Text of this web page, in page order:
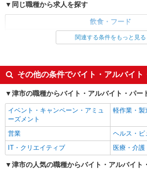
キープ
パート
時給1,375円＋交通費支給 ※研修中も給与
動なし
三重県津市乙部2030
キープ
アルバイト
丸亀製麺津店
キッチン・ホールスタッフ
時給1150円〜 ☆22時以
同じ職種から求人を探す
飲食・フード
調理・調理補助・調理師
ミドル（40代～）活躍中
交通費支給
社会保険あり
社員登用あ
大学生歓迎
扶養内勤
副業・WワークOK
まかない・
関連する条件をもっと見る
その他の条件でバイト・アルバイト
津市の職種からバイト・アルバイト・パー
イベント・キャンペーン・アミュ
ーズメント
軽作業・製
営業
ヘルス・ビ
IT・クリエイティブ
医療・介護
津市の人気の職種からバイト・アルバイト